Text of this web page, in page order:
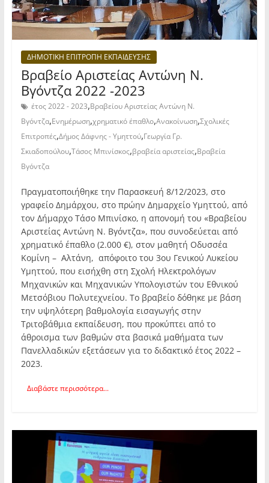
ΔΗΜΟΤΙΚΗ ΕΠΙΤΡΟΠΗ ΕΚΠΑΙΔΕΥΣΗΣ
Βραβείο Αριστείας Αντώνη Ν.
Βγόντζα 2022 -2023
έτος 2022 - 2023,Βραβείου Αριστείας Αντώνη Ν.
Βγόντζα,Ενημέρωση,χρηματικό έπαθλο,Ανακοίνωση,Σχολικές
Επιτροπές,Δήμος Δάφνης - Υμηττού,Γεωργία Γρ.
Σκιαδοπούλου,Τάσος Μπινίσκος,βραβεία αριστείας,Βραβεία
Βγόντζα
Πραγματοποιήθηκε την Παρασκευή 8/12/2023, στο
γραφείο Δημάρχου, στο πρώην Δημαρχείο Υμηττού, από
τον Δήμαρχο Τάσο Μπινίσκο, η απονομή του «Βραβείου
Αριστείας Αντώνη Ν. Βγόντζα», που συνοδεύεται από
χρηματικό έπαθλο (2.000 €), στον μαθητή Οδυσσέα
Κομίνη – Αλτάνη, απόφοιτο του 3ου Γενικού Λυκείου
Υμηττού, που εισήχθη στη Σχολή Ηλεκτρολόγων
Μηχανικών και Μηχανικών Υπολογιστών του Εθνικού
Μετσόβιου Πολυτεχνείου. Το βραβείο δόθηκε με βάση
την υψηλότερη βαθμολογία εισαγωγής στην
Τριτοβάθμια εκπαίδευση, που προκύπτει από το
άθροισμα των βαθμών στα βασικά μαθήματα των
Πανελλαδικών εξετάσεων για το διδακτικό έτος 2022 –
2023.
Διαβάστε περισσότερα...